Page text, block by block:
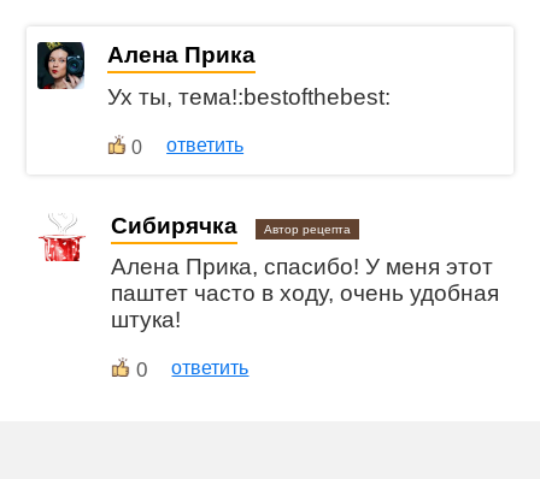
Алена Прика
Ух ты, тема!:bestofthebest:
0 ответить
Сибирячка Автор рецепта
Алена Прика, спасибо! У меня этот
паштет часто в ходу, очень удобная
штука!
0 ответить